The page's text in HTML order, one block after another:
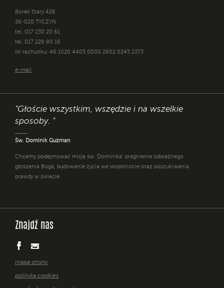
Borek Stary 426
36-020 TYCZYN
tel. 017 230 20 61
tel. 017 229 80 16
Nr rachunku: 46 1020 4405 0000 2802 0245 2373
e-mail
"Głoście wszystkim, wszędzie i na wszelkie
sposoby. "
Św. Dominik Guzman
Chcemy podejmować misję św. Dominika: pragnienie odważnego
głoszenia Boga, budowanie życia we wspólnocie oraz poszukiwania
prawdy w świecie.
Znajdź nas
mapa strony
polityka cookies